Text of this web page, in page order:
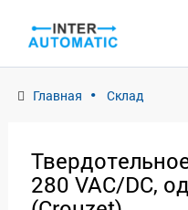
Главная Склад
280 VAC/DC,